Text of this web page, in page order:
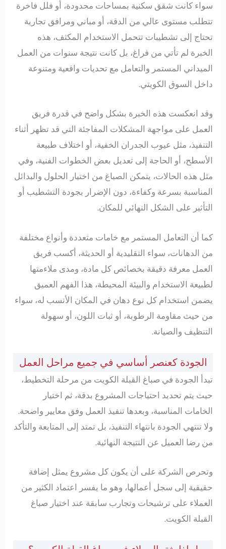
سواء كانت شقق سكنية بمساحات محدودة، أو فلل فاخرة
تتطلب مستوى عالي من الدقة، أو مباني ومرافق تجارية
تحتاج إلى تشطيبات تتحمل الاستخدام المكثف، هذه
الخبرة لم تأتي من فراغ، بل كانت نتيجة سنوات من العمل
الميداني المستمر والتعامل مع تحديات واقعية ومتنوعة
داخل السوق الكويتي.
وقد انعكست هذه الخبرة بشكل واضح في قدرة فريق
العمل على مواجهة المشكلات المفاجئة التي قد تظهر أثناء
التنفيذ، مثل عيوب الجدران الخفية، أو اختلاف طبيعة
الأسطح، أو الحاجة إلى تعديل بعض الخطوات الفنية، وفي
مثل هذه الحالات، يتمكن الصباغ من اختيار الحلول والبدائل
المناسبة بسرعة وكفاءة، دون الإضرار بجودة التشطيب أو
التأثير على الشكل النهائي للمكان.
كما أن التعامل المستمر مع خامات متعددة وأنواع مختلفة
من الدهانات، سواء التقليدية أو الحديثة، أكسب فريق
العمل معرفة دقيقة بخصائص كل مادة، ومدى ملاءمتها
لطبيعة الاستخدام والبيئة المحيطة، هذا الفهم العميق
يضمن استخدام كل نوع دهان في المكان الأنسب له، سواء
من حيث مقاومة الرطوبة، أو ثبات اللون، أو سهولة
التنظيف والصيانة.
الجودة كعنصر أساسي في جميع مراحل العمل
تبدأ الجودة في صباغ القبلة الكويت من مرحلة التخطيط،
حيث يتم تحديد احتياجات المشروع بدقة، ثم اختيار
الخامات المناسبة، وبعدها تنفيذ العمل وفق معايير واضحة.
ولا تنتهي الجودة بانتهاء التنفيذ، بل تمتد إلى المتابعة والتأكد
من رضا العميل عن النتيجة النهائية.
وتحرص الشركة على أن يكون كل مشروع يمثل إضافة
حقيقية إلى سجل أعمالها، وهو ما يفسر اعتماد الكثير من
العملاء على ترشيحات وتجارب سابقة عند اختيار صباغ
القبلة الكويت.